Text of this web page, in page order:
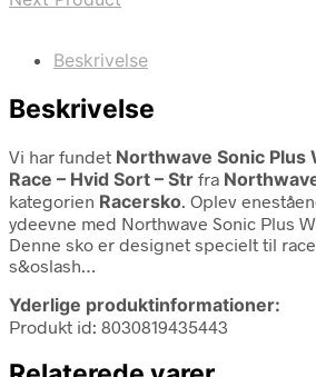
Beskrivelse
Beskrivelse
Vi har fundet Northwave Sonic Plus
Race – Hvid Sort – Str fra
kategorien Racersko. Oplev
ydeevne med Northwave Sonic Plus
Denne sko er designet specielt til
s&oslash…
Yderlige produktinformationer:
Produkt id: 8030819435443